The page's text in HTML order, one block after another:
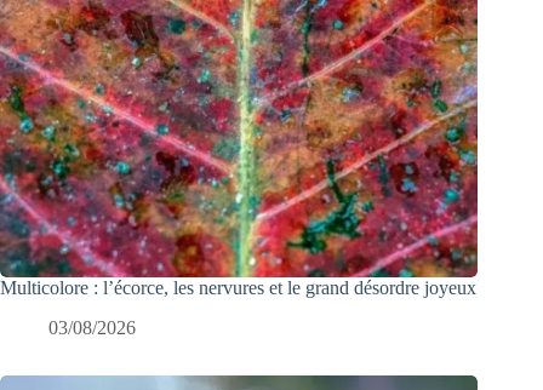
Multicolore : l’écorce, les nervures et le grand désordre joyeux
03/08/2026